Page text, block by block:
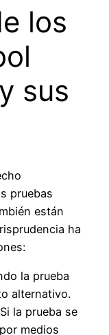
los
sus
pruebas
están
ha
la prueba
alternativo.
la prueba se
medios